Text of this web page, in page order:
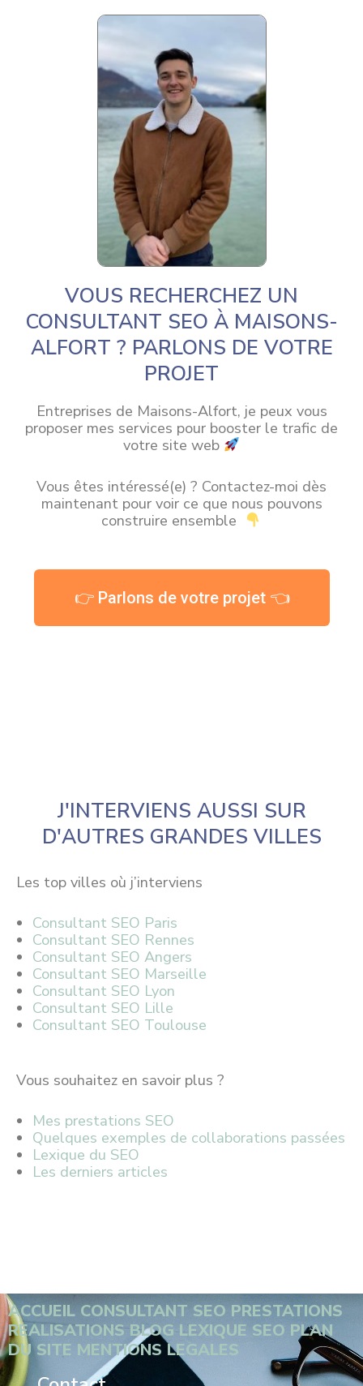
VOUS RECHERCHEZ UN
CONSULTANT SEO À MAISONS-
ALFORT ? PARLONS DE VOTRE
PROJET
Entreprises de Maisons-Alfort, je peux vous
proposer mes services pour booster le trafic de
votre site web
Vous êtes intéressé(e) ? Contactez-moi dès
maintenant pour voir ce que nous pouvons
construire ensemble
👉 Parlons de votre projet 👈
J'INTERVIENS AUSSI SUR
D'AUTRES GRANDES VILLES
Les top villes où j’interviens
Consultant SEO Paris
Consultant SEO Rennes
Consultant SEO Angers
Consultant SEO Marseille
Consultant SEO Lyon
Consultant SEO Lille
Consultant SEO Toulouse
Vous souhaitez en savoir plus ?
Mes prestations SEO
Quelques exemples de collaborations passées
Lexique du SEO
Les derniers articles
ACCUEIL CONSULTANT SEO PRESTATIONS
REALISATIONS BLOG LEXIQUE SEO PLAN
DU SITE MENTIONS LEGALES